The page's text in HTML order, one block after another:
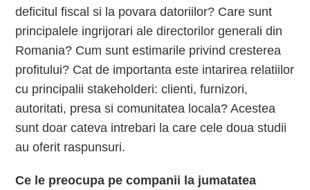
deficitul fiscal si la povara datoriilor? Care sunt
principalele ingrijorari ale directorilor generali din
Romania? Cum sunt estimarile privind cresterea
profitului? Cat de importanta este intarirea relatiilor
cu principalii stakeholderi: clienti, furnizori,
autoritati, presa si comunitatea locala? Acestea
sunt doar cateva intrebari la care cele doua studii
au oferit raspunsuri.
Ce le preocupa pe companii la jumatatea